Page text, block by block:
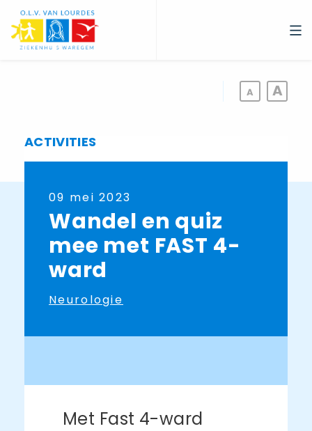
Overslaan
en
naar
ACTIVITIES
09 mei 2023
Wandel en quiz
mee met FAST 4-
ward
Neurologie
Met Fast 4-ward